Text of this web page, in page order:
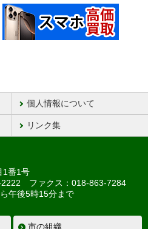
個人情報について
リンク集
1番1号
2222 ファクス：018-863-7284
午後5時15分まで
市の組織